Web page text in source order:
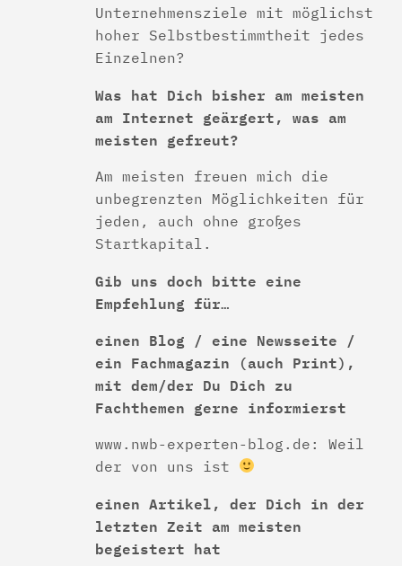
Unternehmensziele mit möglichst
hoher Selbstbestimmtheit jedes
Einzelnen?
Was hat Dich bisher am meisten
am Internet geärgert, was am
meisten gefreut?
Am meisten freuen mich die
unbegrenzten Möglichkeiten für
jeden, auch ohne großes
Startkapital.
Gib uns doch bitte eine
Empfehlung für…
einen Blog / eine Newsseite /
ein Fachmagazin (auch Print),
mit dem/der Du Dich zu
Fachthemen gerne informierst
www.nwb-experten-blog.de: Weil
der von uns ist
einen Artikel, der Dich in der
letzten Zeit am meisten
begeistert hat